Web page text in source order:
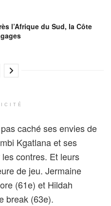
l’Afrique du Sud, la Côte
pas caché ses envies de
Kgatlana et ses
contres. Et leurs
de jeu. Jermaine
(61e) et Hildah
break (63e).